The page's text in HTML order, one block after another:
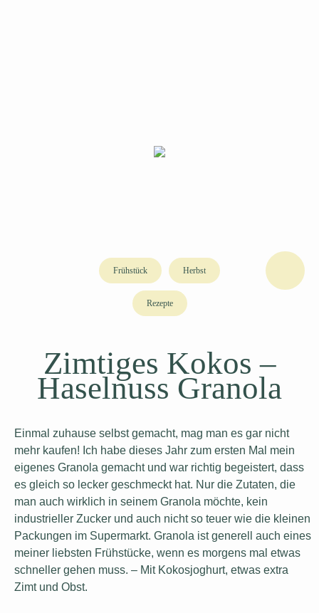
Frühstück Herbst
Rezepte
Zimtiges Kokos –
Haselnuss Granola
Einmal zuhause selbst gemacht, mag man es gar nicht
mehr kaufen! Ich habe dieses Jahr zum ersten Mal mein
eigenes Granola gemacht und war richtig begeistert, dass
es gleich so lecker geschmeckt hat. Nur die Zutaten, die
man auch wirklich in seinem Granola möchte, kein
industrieller Zucker und auch nicht so teuer wie die kleinen
Packungen im Supermarkt. Granola ist generell auch eines
meiner liebsten Frühstücke, wenn es morgens mal etwas
schneller gehen muss. – Mit Kokosjoghurt, etwas extra
Zimt und Obst.